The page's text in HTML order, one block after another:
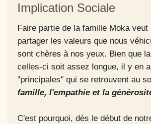
Implication Sociale
Faire partie de la famille Moka veut
partager les valeurs que nous
sont chères à nos yeux. Bien que
celles-ci soit assez longue, il y en
''principales'' qui se retrouvent au
famille, l'empathie et la
C'est pourquoi, dès le début de